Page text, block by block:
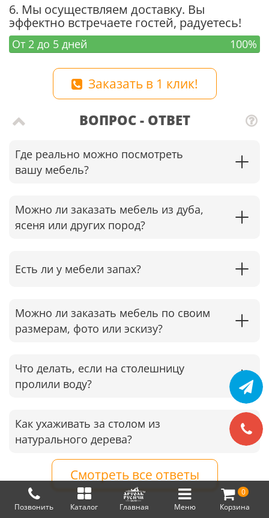
Меню
Позвонить Каталог Главная
0
Корзина
6. Мы осуществляем доставку. Вы
эффектно встречаете гостей, радуетесь!
От 2 до 5 дней 100%
Заказать в 1 клик!
ВОПРОС - ОТВЕТ
Где реально можно посмотреть
вашу мебель?
Можно ли заказать мебель из дуба,
ясеня или других пород?
Есть ли у мебели запах?
Можно ли заказать мебель по своим
размерам, фото или эскизу?
Что делать, если на столешницу
пролили воду?
Как ухаживать за столом из
натурального дерева?
Смотреть все ответы